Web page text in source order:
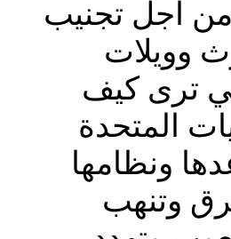
1945 من اجل تجنيب
وويلات
ترى كيف
المتحدة
ونظامها
وتنهب